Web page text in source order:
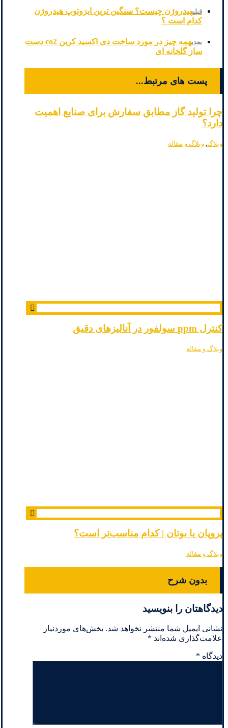
قبلیهیدروژن چیست؟ سنگین ترین ایزوتوپ هیدروژن
کدام است ؟
بعدی
همه چیز در مورد ساخت دی اکسید کربن co2 دست
ساز گلخانه ای
پست های مرتبط...
چرا تولید گاز مطابق سفارش برای صنایع اهمیت
دارد؟
وبلاگ, وبلاگ و مقاله
کنترل ppm سولفور در آنالیزهای دقیق
وبلاگ و مقاله
پروپان یا بوتان | کدام مناسب‌تر است؟
وبلاگ و مقاله
بدون شرح
دیدگاهتان را بنویسید
نشانی ایمیل شما منتشر نخواهد شد. بخش‌های موردنیاز
علامت‌گذاری شده‌اند *
دیدگاه *